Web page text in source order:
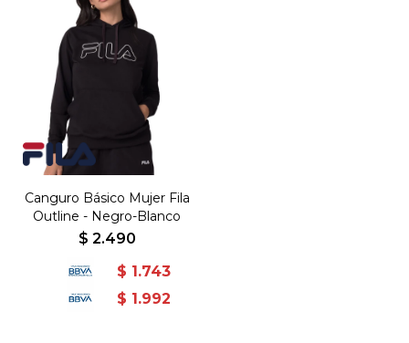
Canguro Básico Mujer Fila
Outline - Negro-Blanco
$ 2.490
$ 1.743
$ 1.992